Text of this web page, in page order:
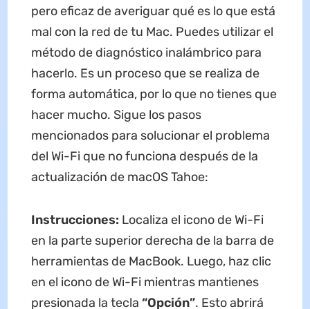
pero eficaz de averiguar qué es lo que está
mal con la red de tu Mac. Puedes utilizar el
método de diagnóstico inalámbrico para
hacerlo. Es un proceso que se realiza de
forma automática, por lo que no tienes que
hacer mucho. Sigue los pasos
mencionados para solucionar el problema
del Wi-Fi que no funciona después de la
actualización de macOS Tahoe:
Instrucciones: Localiza el icono de Wi-Fi
en la parte superior derecha de la barra de
herramientas de MacBook. Luego, haz clic
en el icono de Wi-Fi mientras mantienes
presionada la tecla “Opción”. Esto abrirá